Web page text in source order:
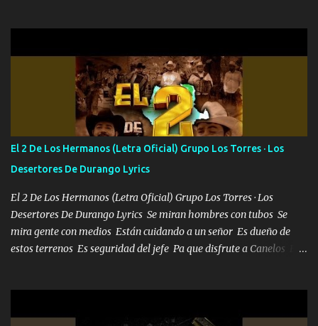
algunas que no lo entiendan Porque ahora soy su pesadilla, lo sé
Soy yo la octava maravilla, no lo niegues Tengo de rodillas a otras
cien Y por más que quieran no me detienen Soy yo la mente que
más brilla, lo ves Pa' mi la vida es tan sencilla No lo entenderías en
tu vida, y está bien Porque lo que tengo nadie lo tiene Una me está
escribiendo y la otra me va a llamar Quiere que vaya a verla y que
la invite a cenar Otras más me están pidiendo que las saque a
bailar Pero es que tengo un par de conciertos más que llenar Se
mueven solo por el interés P...
El 2 De Los Hermanos (Letra Oficial) Grupo Los Torres · Los
Desertores De Durango Lyrics
El 2 De Los Hermanos (Letra Oficial) Grupo Los Torres · Los
Desertores De Durango Lyrics Se miran hombres con tubos Se
mira gente con medios Están cuidando a un señor Es dueño de
estos terrenos Es seguridad del jefe Pa que disfrute a Canelos Es
ni tampoco las mujeres porque es platica de grandes por eso hay